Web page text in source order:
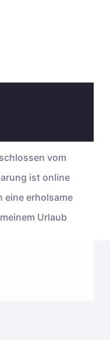
vom
ist online
eine erholsame
Urlaub